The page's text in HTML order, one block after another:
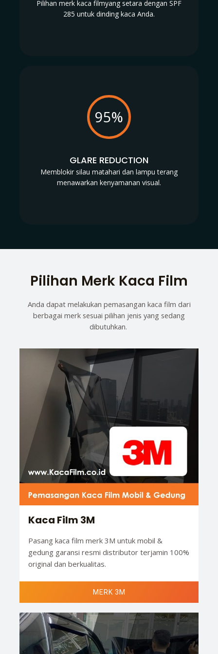
Pilihan merk kaca filmyang setara dengan SPF
285 untuk dinding kaca Anda.
95%
GLARE REDUCTION
Memblokir silau matahari dan lampu terang
menawarkan kenyamanan visual.
Pilihan Merk Kaca Film
Anda dapat melakukan pemasangan kaca film dari
berbagai merk sesuai pilihan jenis yang sedang
dibutuhkan.
Kaca Film 3M
Pasang kaca film merk 3M untuk mobil &
gedung garansi resmi distributor terjamin 100%
original dan berkualitas.
MERK 3M